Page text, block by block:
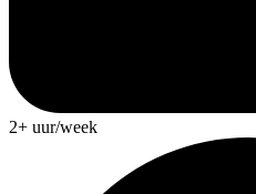
2+ uur/week